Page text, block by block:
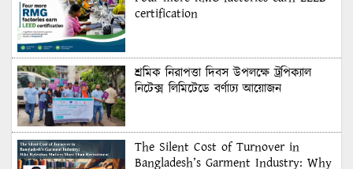
certification
শ্রমিক নিরাপত্তা দিবস উপলক্ষে ট্রপিক্যাল
নিটেক্স লিমিটেডে বর্ণাঢ্য আয়োজন
The Silent Cost of Turnover in
Bangladesh’s Garment Industry: Why